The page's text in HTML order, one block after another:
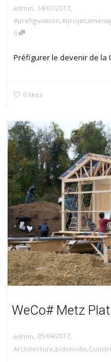
admin, 14/07/2017,
#prefiguration,#projet,
0
Préfigurer le devenir de la
0 likes
WeCo# Metz
admin, 05/04/2017,
Architecture,bidonville,